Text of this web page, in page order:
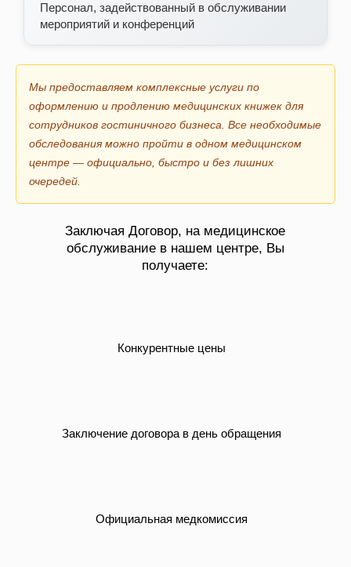
Персонал, задействованный в обслуживании
мероприятий и конференций
Мы предоставляем комплексные услуги по
оформлению и продлению медицинских книжек для
сотрудников гостиничного бизнеса. Все необходимые
обследования можно пройти в одном медицинском
центре — официально, быстро и без лишних
очередей.
Заключая Договор, на медицинское
обслуживание в нашем центре, Вы
получаете:
Конкурентные цены
Заключение договора в день обращения
Официальная медкомиссия